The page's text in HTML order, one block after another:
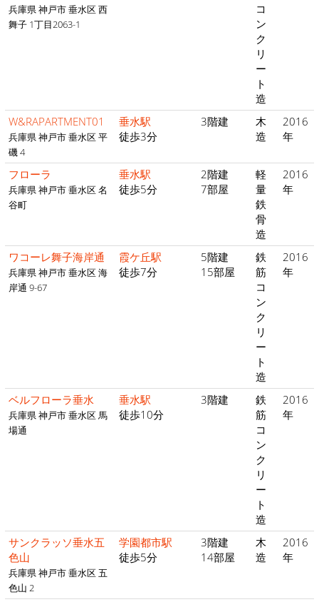
兵庫県 神戸市 垂水区 西
舞子 1丁目2063-1
コ
ン
ク
リ
ー
ト
造
W&RAPARTMENT01
兵庫県 神戸市 垂水区 平
磯 4
垂水駅
徒歩3分
3階建
木
造
2016
年
フローラ
兵庫県 神戸市 垂水区 名
谷町
垂水駅
徒歩5分
2階建
7部屋
軽
量
鉄
骨
造
2016
年
ワコーレ舞子海岸通
兵庫県 神戸市 垂水区 海
岸通 9-67
霞ケ丘駅
徒歩7分
5階建
15部屋
鉄
筋
コ
ン
ク
リ
ー
ト
造
2016
年
ベルフローラ垂水
兵庫県 神戸市 垂水区 馬
場通
垂水駅
徒歩10分
3階建
鉄
筋
コ
ン
ク
リ
ー
ト
造
2016
年
サンクラッソ垂水五
色山
兵庫県 神戸市 垂水区 五
色山 2
学園都市駅
徒歩5分
3階建
14部屋
木
造
2016
年